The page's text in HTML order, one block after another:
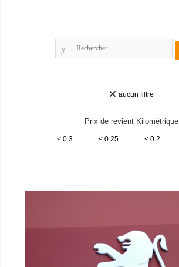
aucun filtre
Prix de revient Kilométrique
< 0.3 < 0.25 < 0.2